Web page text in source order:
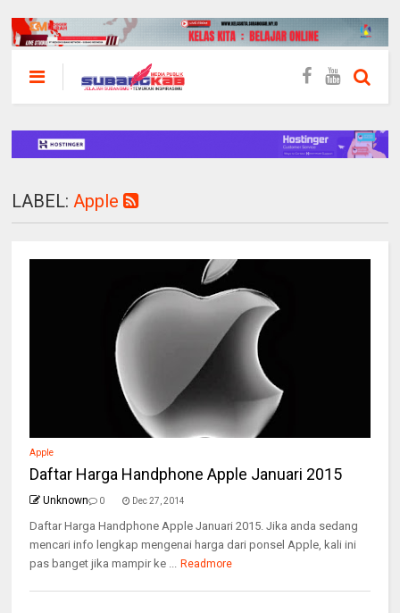
LABEL:Apple
Apple
Daftar Harga Handphone Apple Januari 2015
Unknown 0 Dec 27, 2014
Daftar Harga Handphone Apple Januari 2015. Jika anda sedang
mencari info lengkap mengenai harga dari ponsel Apple, kali ini
pas banget jika mampir ke ... Readmore